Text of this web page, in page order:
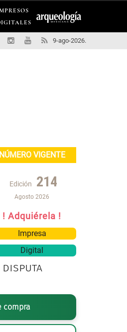
9-ago-2026.
AL PASADO
NÚMERO VIGENTE
Edición 214
Agosto 2026
! Adquiérela !
Impresa
Digital
disputa
compra